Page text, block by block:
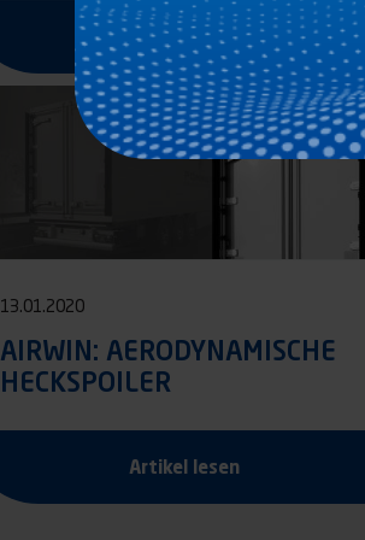
Artikel lesen
13.01.2020
AIRWIN: AERODYNAMISCHE
HECKSPOILER
Artikel lesen